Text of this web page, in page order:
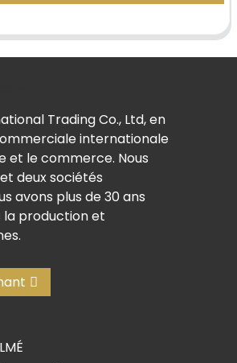
Trading Co., Ltd, en
internationale
et le commerce. Nous
deux sociétés
avons plus de 30 ans
la production et